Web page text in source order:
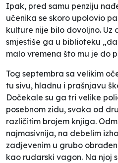
Ipak, pred samu penziju
učenika se skoro upolovio
kulture nije bilo dovoljno.
smjestiše ga u biblioteku
malo vremena što mu je do
Tog septembra sa velikim
tu sivu, hladnu i prašnjavu
Dočekale su ga tri velike
posebnom zidu, svaka od
različitim brojem knjiga.
najmasivnija, na debelim
zadjevenim u grubo
kao rudarski vagon. Na njoj